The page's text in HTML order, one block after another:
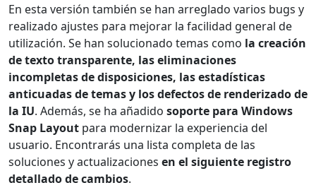
En esta versión también se han arreglado varios bugs y
realizado ajustes para mejorar la facilidad general de
utilización. Se han solucionado temas como la creación
de texto transparente, las eliminaciones
incompletas de disposiciones, las estadísticas
anticuadas de temas y los defectos de renderizado de
la IU. Además, se ha añadido soporte para Windows
Snap Layout para modernizar la experiencia del
usuario. Encontrarás una lista completa de las
soluciones y actualizaciones en el siguiente registro
detallado de cambios.